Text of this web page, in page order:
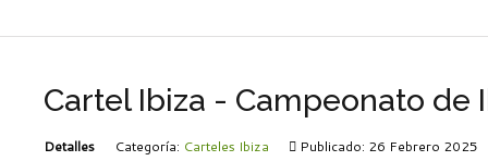
Cartel Ibiza - Campeonato de
Detalles Categoría: Carteles Ibiza Publicado: 26 Febrero 2025